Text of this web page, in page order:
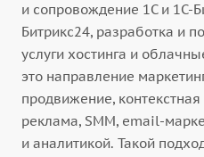
и сопровождение 1С и 1С-
Битрикс24, разработка и
услуги хостинга и
это направление
продвижение,
реклама, SMM, email-
и аналитикой. Такой